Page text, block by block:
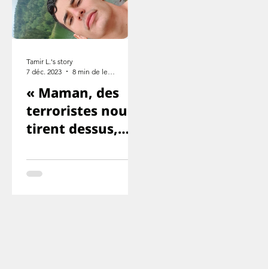
« Maman, des
terroristes nous
tirent dessus,
sont morts. ».
Tamir L.'s story
7 déc. 2023